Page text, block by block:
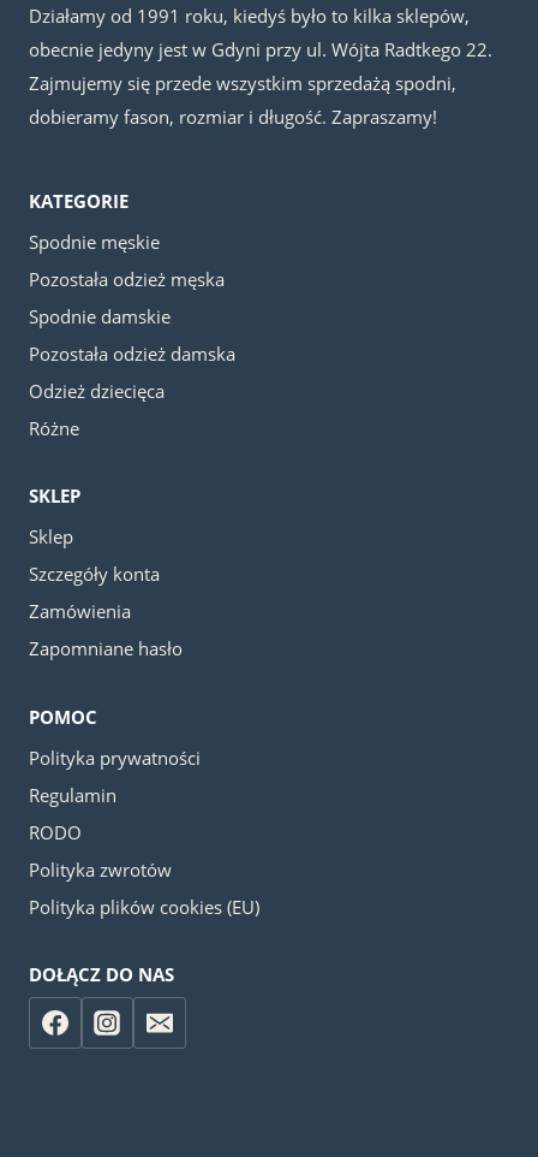
Działamy od 1991 roku, kiedyś było to kilka sklepów,
obecnie jedyny jest w Gdyni przy ul. Wójta Radtkego 22.
Zajmujemy się przede wszystkim sprzedażą spodni,
dobieramy fason, rozmiar i długość. Zapraszamy!
KATEGORIE
Spodnie męskie
Pozostała odzież męska
Spodnie damskie
Pozostała odzież damska
Odzież dziecięca
Różne
SKLEP
Sklep
Szczegóły konta
Zamówienia
Zapomniane hasło
POMOC
Polityka prywatności
Regulamin
RODO
Polityka zwrotów
Polityka plików cookies (EU)
DOŁĄCZ DO NAS